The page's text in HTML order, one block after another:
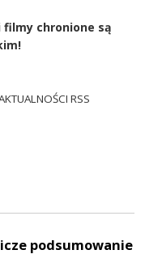
filmy chronione są
RSS
podsumowanie